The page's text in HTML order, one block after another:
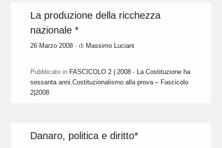
La produzione della ricchezza
nazionale *
26 Marzo 2008 - di Massimo Luciani
Pubblicato in FASCICOLO 2 | 2008 - La Costituzione ha
sessanta anni,Costituzionalismo alla prova – Fascicolo
2|2008
Danaro, politica e diritto*